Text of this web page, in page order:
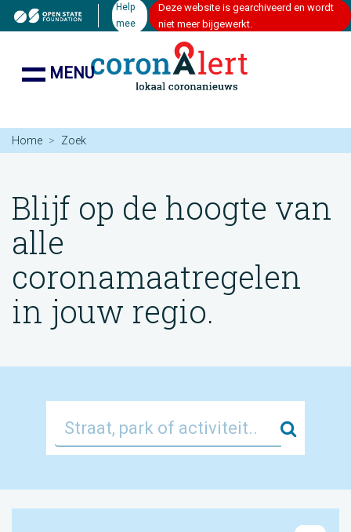
Help
mee
Deze website is gearchiveerd en wordt
niet meer bijgewerkt.
MENU
Home Zoek
Blijf op de hoogte van
alle
coronamaatregelen
in jouw regio.
Zoek